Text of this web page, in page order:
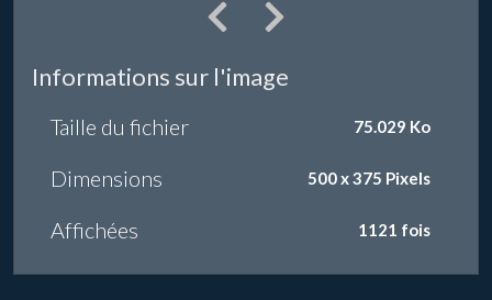
Informations sur l'image
Taille du fichier 75.029 Ko
Dimensions 500 x 375 Pixels
Affichées 1121 fois